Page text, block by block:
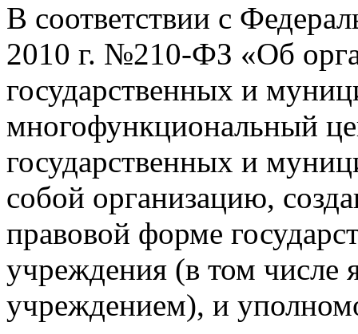
В соответствии с
2010 г. №210-ФЗ «Об
государственных и
многофункциональный
государственных и
собой организацию,
правовой форме
учреждения (в том
учреждением), и